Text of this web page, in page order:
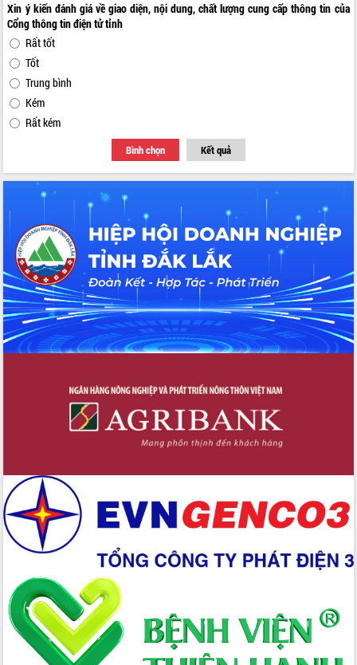
Xin ý kiến đánh giá về giao diện, nội dung, chất lượng cung cấp thông tin của
Cổng thông tin điện tử tỉnh
Rất tốt
Tốt
Trung bình
Kém
Rất kém
Bình chọn Kết quả